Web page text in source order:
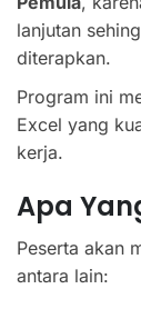
lanjutan
diterapkan.
Program ini
Excel yang
kerja.
Apa
Peserta akan
antara lain: